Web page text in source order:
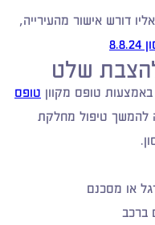
דורש אישור מהעירייה,
שלט
טופס מקוון טופס
להמשך טיפול מחלקת
או מסכנם
ברכב